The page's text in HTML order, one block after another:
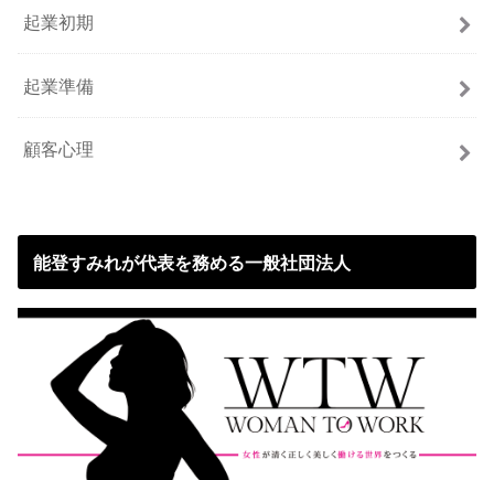
起業初期
起業準備
顧客心理
能登すみれが代表を務める一般社団法人